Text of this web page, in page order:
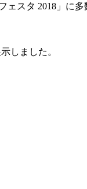
スタ 2018」に
しました。